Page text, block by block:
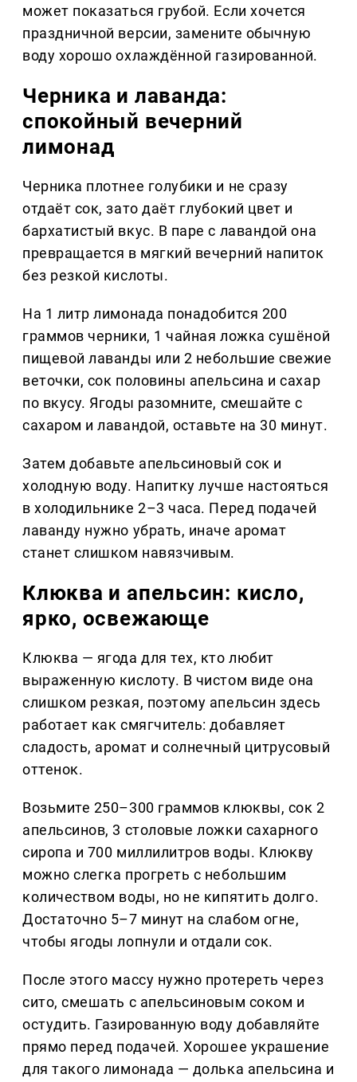
может показаться грубой. Если хочется
праздничной версии, замените обычную
воду хорошо охлаждённой газированной.
Черника и лаванда:
спокойный вечерний
лимонад
Черника плотнее голубики и не сразу
отдаёт сок, зато даёт глубокий цвет и
бархатистый вкус. В паре с лавандой она
превращается в мягкий вечерний напиток
без резкой кислоты.
На 1 литр лимонада понадобится 200
граммов черники, 1 чайная ложка сушёной
пищевой лаванды или 2 небольшие свежие
веточки, сок половины апельсина и сахар
по вкусу. Ягоды разомните, смешайте с
сахаром и лавандой, оставьте на 30 минут.
Затем добавьте апельсиновый сок и
холодную воду. Напитку лучше настояться
в холодильнике 2–3 часа. Перед подачей
лаванду нужно убрать, иначе аромат
станет слишком навязчивым.
Клюква и апельсин: кисло,
ярко, освежающе
Клюква — ягода для тех, кто любит
выраженную кислоту. В чистом виде она
слишком резкая, поэтому апельсин здесь
работает как смягчитель: добавляет
сладость, аромат и солнечный цитрусовый
оттенок.
Возьмите 250–300 граммов клюквы, сок 2
апельсинов, 3 столовые ложки сахарного
сиропа и 700 миллилитров воды. Клюкву
можно слегка прогреть с небольшим
количеством воды, но не кипятить долго.
Достаточно 5–7 минут на слабом огне,
чтобы ягоды лопнули и отдали сок.
После этого массу нужно протереть через
сито, смешать с апельсиновым соком и
остудить. Газированную воду добавляйте
прямо перед подачей. Хорошее украшение
для такого лимонада — долька апельсина и